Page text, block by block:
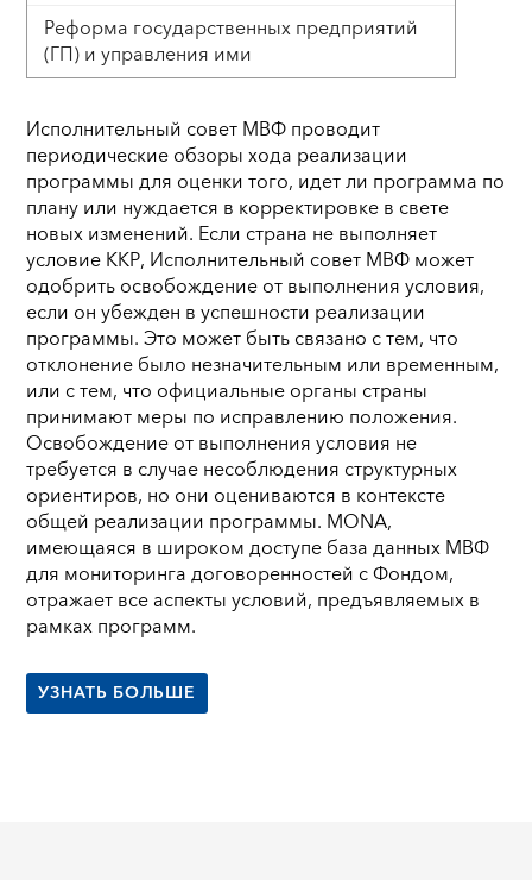
Реформа государственных предприятий
(ГП) и управления ими
Исполнительный совет МВФ проводит
периодические обзоры хода реализации
программы для оценки того, идет ли программа по
плану или нуждается в корректировке в свете
новых изменений. Если страна не выполняет
условие ККР, Исполнительный совет МВФ может
одобрить освобождение от выполнения условия,
если он убежден в успешности реализации
программы. Это может быть связано с тем, что
отклонение было незначительным или временным,
или с тем, что официальные органы страны
принимают меры по исправлению положения.
Освобождение от выполнения условия не
требуется в случае несоблюдения структурных
ориентиров, но они оцениваются в контексте
общей реализации программы. MONA,
имеющаяся в широком доступе база данных МВФ
для мониторинга договоренностей с Фондом,
отражает все аспекты условий, предъявляемых в
рамках программ.
УЗНАТЬ БОЛЬШЕ